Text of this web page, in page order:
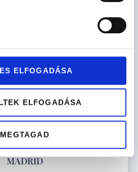
ELFOGADÁSA
ELFOGADÁSA
MEGTAGAD
MADRID